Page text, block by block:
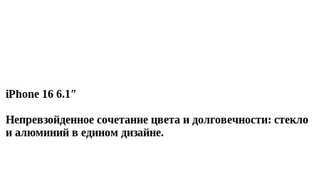
iPhone 16 6.1″
Непревзойденное сочетание цвета и долговечности: стекло
и алюминий в едином дизайне.